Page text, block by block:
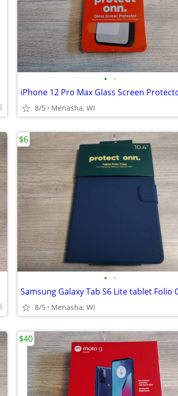
• •
8/5 Menasha, WI
• •
8/5 Menasha, WI
$6
$40